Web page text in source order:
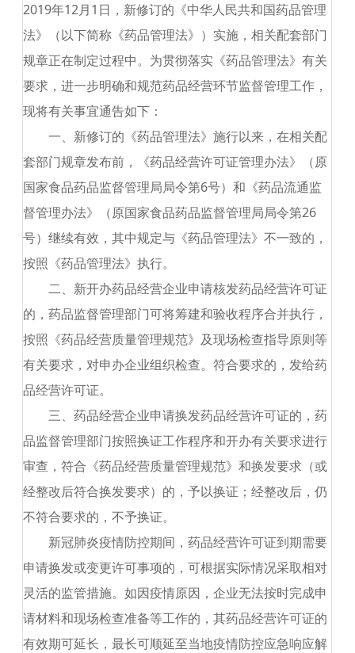
2019年12月1 日，新修订的《中华人民共和国药品管理
法》（以下简称《药品管理法》）实施，相关配套部门
规章正在制定过程中。为贯彻落实《药品管理法》有关
要求，进一步明确和规范药品经营环节监督管理工作，
现将有关事宜通告如下：
一、新修订的《药品管理法》施行以来，在相关配
套部门规章发布前，《药品经营许可证管理办法》（原
国家食品药品监督管理局局令第6号）和《药品流通监
督管理办法》（原国家食品药品监督管理局局令第26
号）继续有效，其中规定与《药品管理法》不一致的，
按照《药品管理法》执行。
二、新开办药品经营企业申请核发药品经营许可证
的，药品监督管理部门可将筹建和验收程序合并执行，
按照《药品经营质量管理规范》及现场检查指导原则等
有关要求，对申办企业组织检查。符合要求的，发给药
品经营许可证。
三、药品经营企业申请换发药品经营许可证的，药
品监督管理部门按照换证工作程序和开办有关要求进行
审查，符合《药品经营质量管理规范》和换发要求（或
经整改后符合换发要求）的，予以换证；经整改后，仍
不符合要求的，不予换证。
新冠肺炎疫情防控期间，药品经营许可证到期需要
申请换发或变更许可事项的，可根据实际情况采取相对
灵活的监管措施。如因疫情原因，企业无法按时完成申
请材料和现场检查准备等工作的，其药品经营许可证的
有效期可延长，最长可顺延至当地疫情防控应急响应解